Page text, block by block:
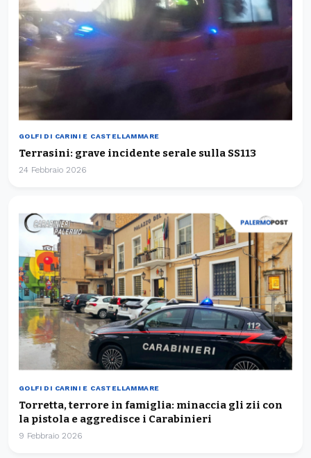
GOLFI DI CARINI E CASTELLAMMARE
Terrasini: grave incidente serale sulla SS113
24 Febbraio 2026
GOLFI DI CARINI E CASTELLAMMARE
Torretta, terrore in famiglia: minaccia gli zii con
la pistola e aggredisce i Carabinieri
9 Febbraio 2026